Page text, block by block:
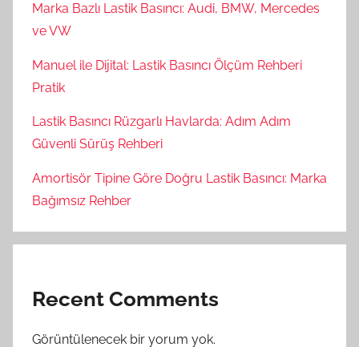
Marka Bazlı Lastik Basıncı: Audi, BMW, Mercedes
ve VW
Manuel ile Dijital: Lastik Basıncı Ölçüm Rehberi
Pratik
Lastik Basıncı Rüzgarlı Havlarda: Adım Adım
Güvenli Sürüş Rehberi
Amortisör Tipine Göre Doğru Lastik Basıncı: Marka
Bağımsız Rehber
Recent Comments
Görüntülenecek bir yorum yok.